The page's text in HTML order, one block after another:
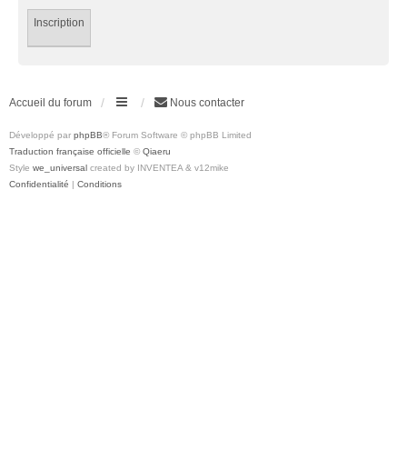
Inscription
Accueil du forum Nous contacter
Développé par phpBB® Forum Software © phpBB Limited
Traduction française officielle © Qiaeru
Style we_universal created by INVENTEA & v12mike
Confidentialité | Conditions